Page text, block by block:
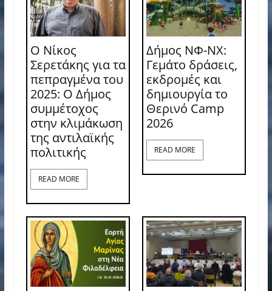
Ο Νίκος
Σερετάκης για τα
πεπραγμένα του
2025: Ο Δήμος
συμμέτοχος
στην κλιμάκωση
της αντιλαϊκής
πολιτικής
READ MORE
Δήμος ΝΦ-ΝΧ:
Γεμάτο δράσεις,
εκδρομές και
δημιουργία το
Θερινό Camp
2026
READ MORE